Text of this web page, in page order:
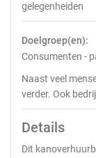
gelegenheiden
Doelgroep(en):
Consumenten -
Naast veel
verder. Ook
Details
Dit